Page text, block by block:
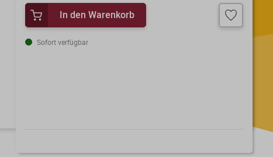
In den Warenkorb
Sofort verfügbar